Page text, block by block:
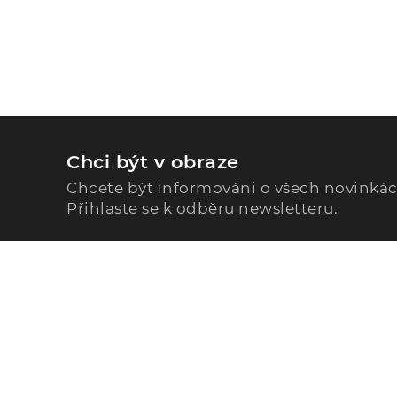
Chci být v obraze
Chcete být informováni o všech
Přihlaste se k odběru newsletteru.